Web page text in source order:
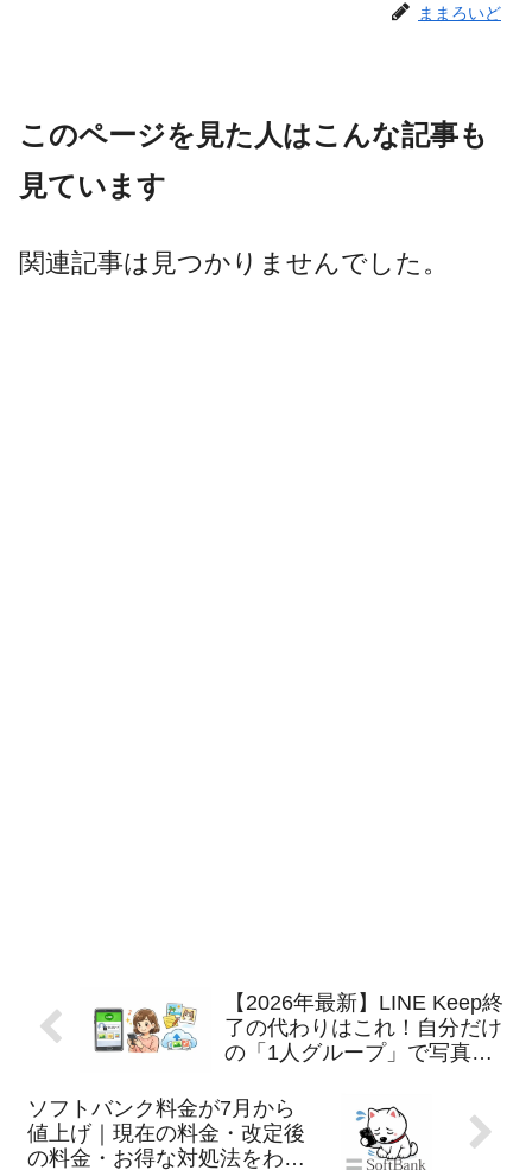
ままろいど
このページを見た人はこんな記事も
見ています
関連記事は見つかりませんでした。
【2026年最新】LINE Keep終
了の代わりはこれ！自分だけ
の「1人グループ」で写真を
ソフトバンク料金が7月から
値上げ｜現在の料金・改定後
の料金・お得な対処法をわか